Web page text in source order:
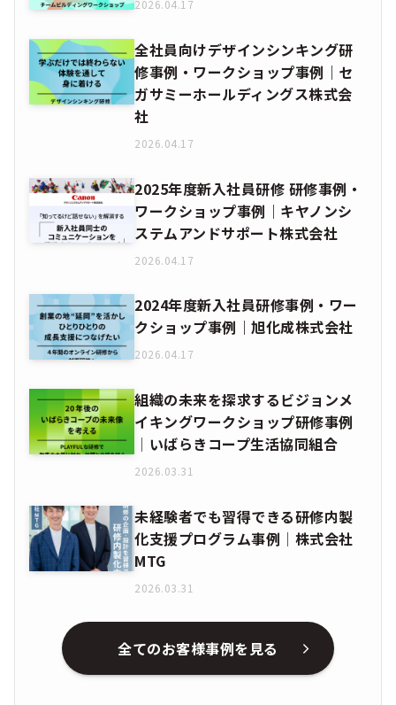
2026.04.17
全社員向けデザインシンキング研
修事例・ワークショップ事例｜セ
ガサミーホールディングス株式会
社
2026.04.17
2025年度新入社員研修 研修事例・
ワークショップ事例｜キヤノンシ
ステムアンドサポート株式会社
2026.04.17
2024年度新入社員研修事例・ワー
クショップ事例｜旭化成株式会社
2026.04.17
組織の未来を探求するビジョンメ
イキングワークショップ研修事例
│いばらきコープ生活協同組合
2026.03.31
未経験者でも習得できる研修内製
化支援プログラム事例│株式会社
MTG
2026.03.31
全てのお客様事例を見る